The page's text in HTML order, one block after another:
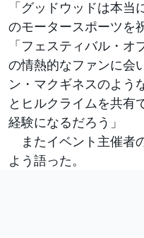
「グッドウッドは本
のモータースポーツを
「フェスティバル・オ
の情熱的なファンに会
ン・マクギネスのよう
とヒルクライムを共有
経験になるだろう」
またイベント主催者
よう語った。